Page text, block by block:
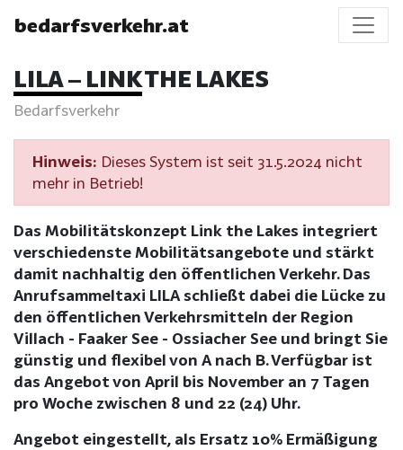
bedarfsverkehr.at
LILA – LINK THE LAKES
Bedarfsverkehr
Hinweis: Dieses System ist seit 31.5.2024 nicht
mehr in Betrieb!
Das Mobilitätskonzept Link the Lakes integriert
verschiedenste Mobilitätsangebote und stärkt
damit nachhaltig den öffentlichen Verkehr. Das
Anrufsammeltaxi LILA schließt dabei die Lücke zu
den öffentlichen Verkehrsmitteln der Region
Villach - Faaker See - Ossiacher See und bringt Sie
günstig und flexibel von A nach B. Verfügbar ist
das Angebot von April bis November an 7 Tagen
pro Woche zwischen 8 und 22 (24) Uhr.
Angebot eingestellt, als Ersatz 10% Ermäßigung